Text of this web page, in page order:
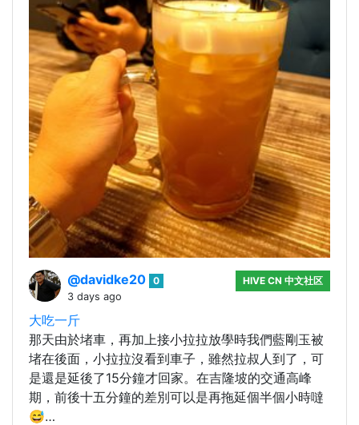
@davidke20 0
3 days ago
HIVE CN 中文社区
大吃一斤
那天由於堵車，再加上接小拉拉放學時我們藍剛玉被
堵在後面，小拉拉沒看到車子，雖然拉叔人到了，可
是還是延後了15分鐘才回家。在吉隆坡的交通高峰
期，前後十五分鐘的差別可以是再拖延個半個小時噠
😅…